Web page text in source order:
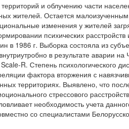
и облучению части
жителей. Остается
изменения у жителей
психических
в 1986 г. Выборка состояла из
в результате аварии
R. Степень психологического
фактора вторжения с
территориях. Выявлено, что
стрессового
необходимость учета
со специалистами